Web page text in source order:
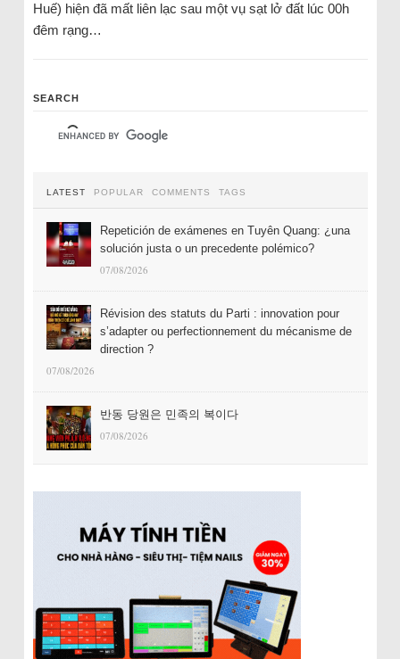
Huế) hiện đã mất liên lạc sau một vụ sạt lở đất lúc 00h
đêm rạng…
SEARCH
LATEST POPULAR COMMENTS TAGS
Repetición de exámenes en Tuyên Quang: ¿una
solución justa o un precedente polémico?
07/08/2026
Révision des statuts du Parti : innovation pour
s’adapter ou perfectionnement du mécanisme de
direction ?
07/08/2026
반동 당원은 민족의 복이다
07/08/2026